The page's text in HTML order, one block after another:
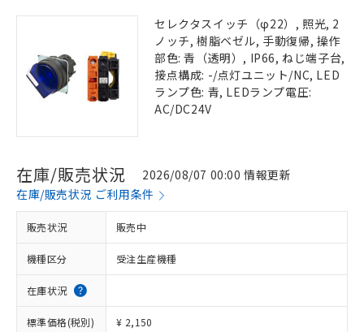
セレクタスイッチ（φ22）, 照光, 2
ノッチ, 樹脂ベゼル, 手動復帰, 操作
部色: 青（透明）, IP66, ねじ端子台,
接点構成: -/点灯ユニット/NC, LED
ランプ色: 青, LEDランプ電圧:
AC/DC24V
在庫/販売状況
2026/08/07 00:00 情報更新
在庫/販売状況 ご利用条件
販売状況 販売中
機種区分 受注生産機種
在庫状況
標準価格(税別) ¥ 2,150